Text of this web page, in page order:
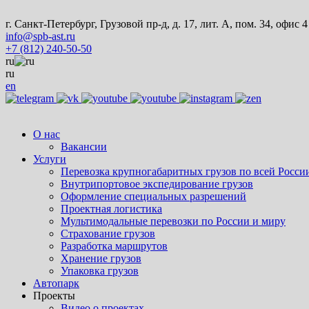
г. Санкт-Петербург, Грузовой пр-д, д. 17, лит. А, пом. 34, офис 4
info@spb-ast.ru
+7 (812) 240-50-50
ru
ru
en
О нас
Вакансии
Услуги
Перевозка крупногабаритных грузов по всей
Внутрипортовое экспедирование грузов
Оформление специальных разрешений
Проектная логистика
Мультимодальные перевозки по России и миру
Страхование грузов
Разработка маршрутов
Хранение грузов
Упаковка грузов
Автопарк
Проекты